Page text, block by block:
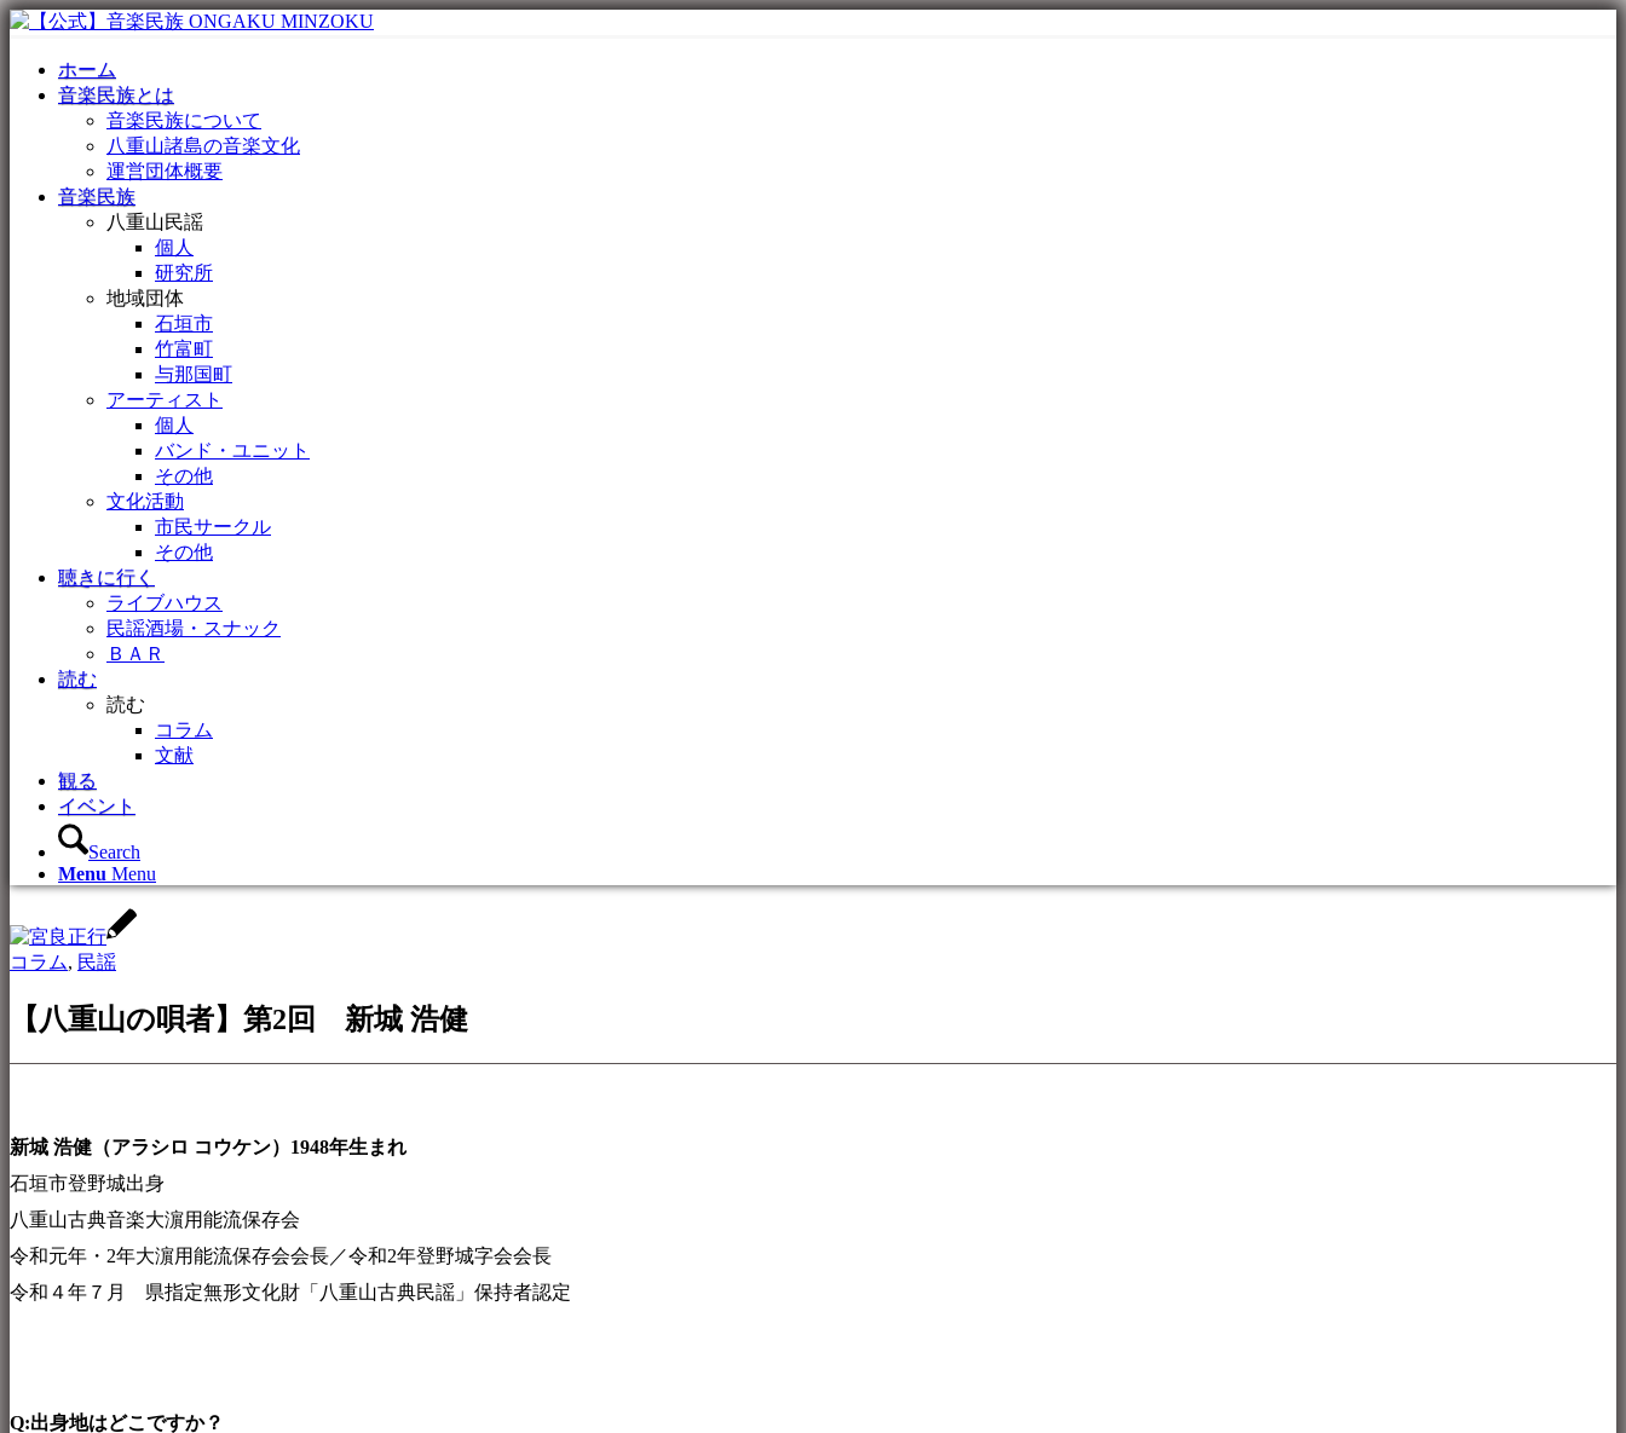
ホーム
音楽民族とは
音楽民族について
八重山諸島の音楽文化
運営団体概要
音楽民族
八重山民謡
個人
研究所
地域団体
石垣市
竹富町
与那国町
アーティスト
個人
バンド・ユニット
その他
文化活動
市民サークル
その他
聴きに行く
ライブハウス
民謡酒場・スナック
ＢＡＲ
読む
読む
コラム
文献
観る
イベント
Search
Menu Menu
コラム, 民謡
【八重山の唄者】第2回 新城 浩健
新城 浩健（アラシロ コウケン）1948年生まれ
石垣市登野城出身
八重山古典音楽大濵用能流保存会
令和元年・2年大濵用能流保存会会長／令和2年登野城字会会長
令和４年７月 県指定無形文化財「八重山古典民謡」保持者認定
Q:出身地はどこですか？